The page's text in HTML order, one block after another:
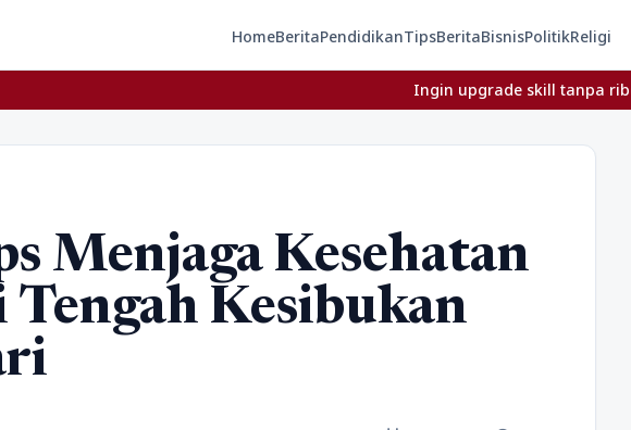
HomeBeritaPendidikanTipsBeritaBisnisPolitikReligi
Ingin upgrade skill tanpa ribet?
Menjaga Kesehatan
Kesibukan